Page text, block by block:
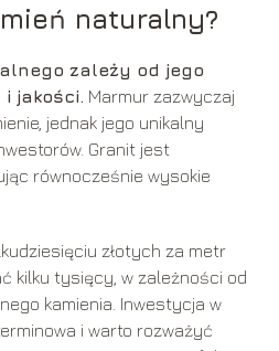
naturalny?
zależy od jego
jakości. Marmur zazwyczaj
jednak jego unikalny
Granit jest
równocześnie wysokie
złotych za metr
kilku tysięcy, w zależności od
kamienia. Inwestycja w
i warto rozważyć